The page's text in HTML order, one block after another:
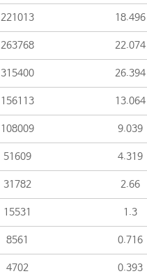
221013 18.496
263768 22.074
315400 26.394
156113 13.064
108009 9.039
51609 4.319
31782 2.66
15531 1.3
8561 0.716
4702 0.393